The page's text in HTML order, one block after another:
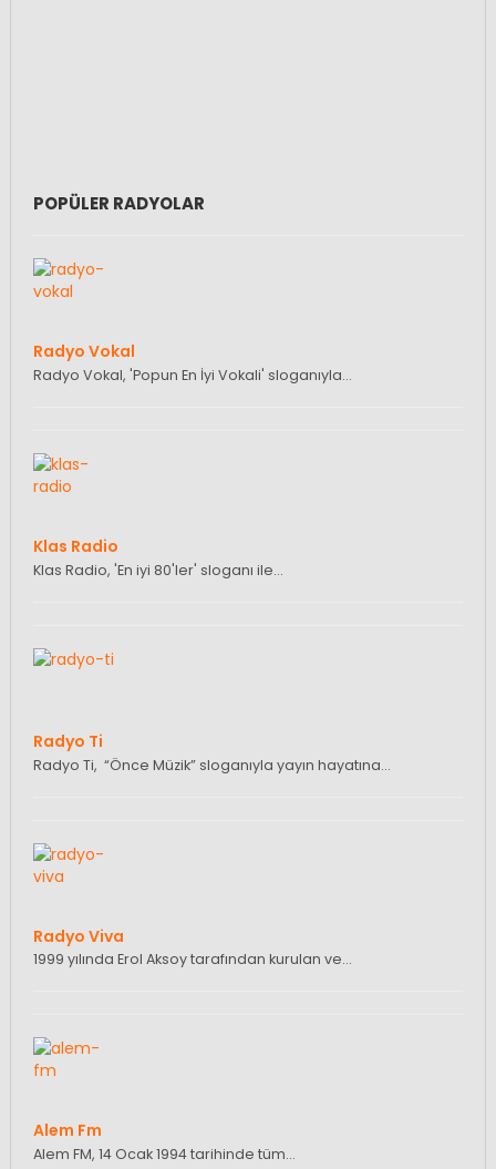
POPÜLER RADYOLAR
Radyo Vokal
Radyo Vokal, 'Popun En İyi Vokali' sloganıyla…
Klas Radio
Klas Radio, 'En iyi 80'ler' sloganı ile…
Radyo Ti
Radyo Ti, “Önce Müzik” sloganıyla yayın hayatına…
Radyo Viva
1999 yılında Erol Aksoy tarafından kurulan ve…
Alem Fm
Alem FM, 14 Ocak 1994 tarihinde tüm…